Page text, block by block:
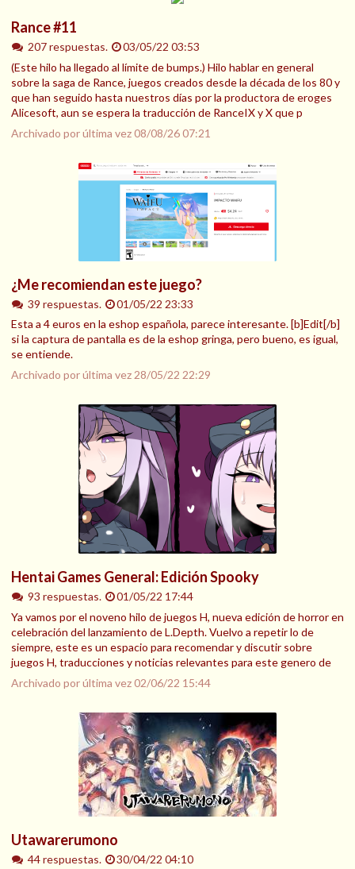
Rance #11
207 respuestas.
03/05/22 03:53
(Este hilo ha llegado al límite de bumps.) Hilo hablar en general
sobre la saga de Rance, juegos creados desde la década de los 80 y
que han seguido hasta nuestros días por la productora de eroges
Alicesoft, aun se espera la traducción de RanceIX y X que p
Archivado por última vez08/08/26 07:21
¿Me recomiendan este juego?
39 respuestas.
01/05/22 23:33
Esta a 4 euros en la eshop española, parece interesante. [b]Edit[/b]
si la captura de pantalla es de la eshop gringa, pero bueno, es igual,
se entiende.
Archivado por última vez 28/05/22 22:29
Hentai Games General: Edición Spooky
93 respuestas.
01/05/22 17:44
Ya vamos por el noveno hilo de juegos H, nueva edición de horror en
celebración del lanzamiento de L.Depth. Vuelvo a repetir lo de
siempre, este es un espacio para recomendar y discutir sobre
juegos H, traducciones y noticias relevantes para este genero de
Archivado por última vez02/06/22 15:44
Utawarerumono
44 respuestas. 30/04/22 04:10